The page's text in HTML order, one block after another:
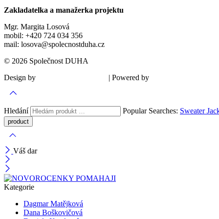
Zakladatelka a manažerka projektu
Mgr. Margita Losová
mobil: +420 724 034 356
mail: losova@spolecnostduha.cz
© 2026 Společnost DUHA
Design by
| Powered by
Hledání Popular Searches: Sweater
Váš dar
Kategorie
Dagmar Matějková
Dana Boškovičová